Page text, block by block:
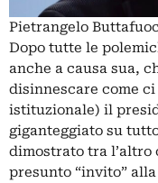
Pietrangelo
Dopo tutte le
anche a causa sua,
disinnescare come
istituzionale) il
giganteggiato su
dimostrato tra
presunto “invito”